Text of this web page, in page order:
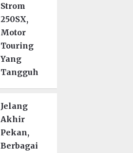
Strom
250SX,
Motor
Touring
Yang
Tangguh
Jelang
Akhir
Pekan,
Berbagai